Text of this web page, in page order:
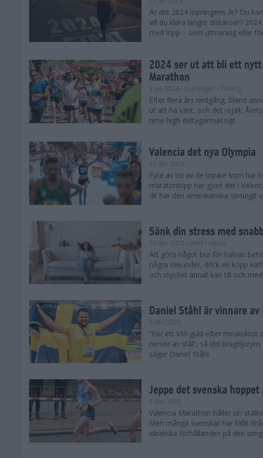
Är ditt 2024 löpningens år? Du
vill du klara längre distanser?
med lopp – som utmaning eller
2024 ser ut att bli ett nytt
Marathon
5 jan 2024 • Löpningen • Tävling
Efter flera års nedgång, bland
ut att ha vänt, och det rejält.
time-high deltagarmässigt.
Valencia det nya Olympia
13 dec 2023
Fyra av tio av de löpare som har
maratonlopp har gjort det i
dit har den amerikanska sprungit
Sänk din stress med
12 dec 2023 • Livet • Hälsa
Att göra något bra för hälsan
några sekunder, drick en kopp
och mycket annat kan till och
Daniel Ståhl är vinnare
6 dec 2023
”För ett VM-guld efter mirakulöst
nerver av stål”, så löd
säger Daniel Ståhl.
Jeppe det svenska hoppet
2 dec 2023
Valencia Marathon håller sin
Men många svenskar har fallit
idealiska förhållanden på den